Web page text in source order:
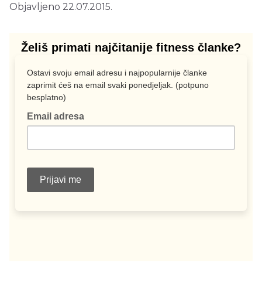
Objavljeno 22.07.2015.